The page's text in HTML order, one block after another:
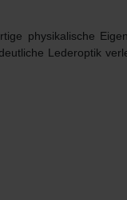
physikalische
Lederoptik